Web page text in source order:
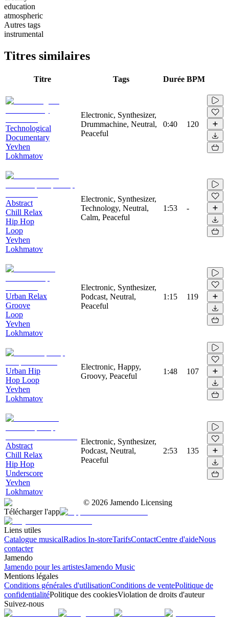
education
atmospheric
Autres tags
instrumental
Titres similaires
Titre Tags Durée BPM
Technological
Documentary
Yevhen
Lokhmatov
Electronic, Synthesizer,
Drummachine, Neutral,
Peaceful
0:40 120
Abstract
Chill Relax
Hip Hop
Loop
Yevhen
Lokhmatov
Electronic, Synthesizer,
Technology, Neutral,
Calm, Peaceful
1:53 -
Urban Relax
Groove
Loop
Yevhen
Lokhmatov
Electronic, Synthesizer,
Podcast, Neutral,
Peaceful
1:15 119
Urban Hip
Hop Loop
Yevhen
Lokhmatov
Electronic, Happy,
Groovy, Peaceful
1:48 107
Abstract
Chill Relax
Hip Hop
Underscore
Yevhen
Lokhmatov
Electronic, Synthesizer,
Podcast, Neutral,
Peaceful
2:53 135
© 2026 Jamendo Licensing
Télécharger l'app
Liens utiles
Catalogue musicalRadios In-storeTarifsContactCentre d'aideNous
contacter
Jamendo
Jamendo pour les artistesJamendo Music
Mentions légales
Conditions générales d'utilisationConditions de ventePolitique de
confidentialitéPolitique des cookiesViolation de droits d'auteur
Suivez-nous